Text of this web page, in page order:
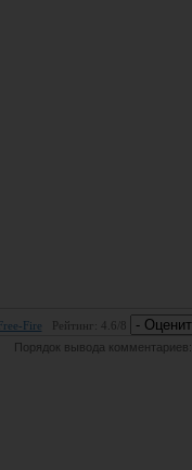
Free-Fire Рейтинг: 4.6
Порядок вывода комментариев: